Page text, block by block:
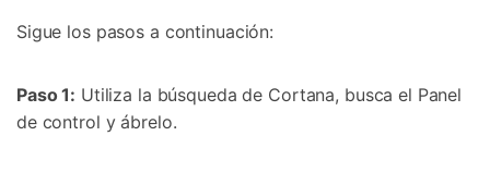
Sigue los pasos a continuación:
Paso 1: Utiliza la búsqueda de Cortana, busca el Panel
de control y ábrelo.